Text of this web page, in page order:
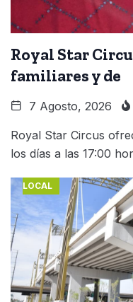
Royal Star
familiares y de
7 Agosto, 2026
Royal Star Circus
los días a las 17:00
LOCAL